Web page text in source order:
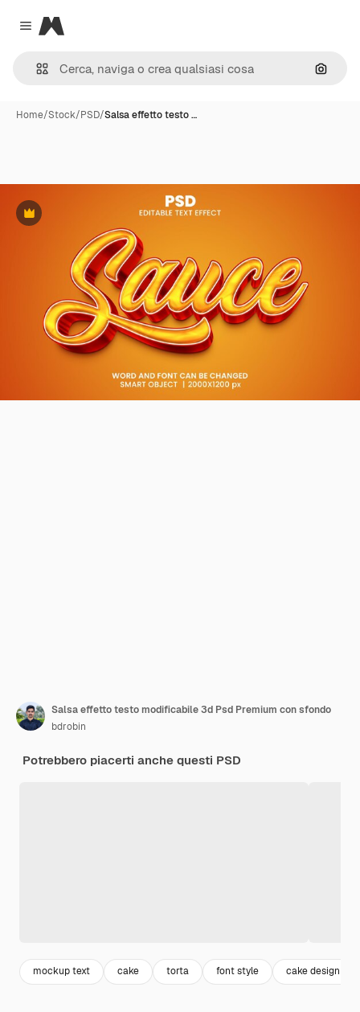
Close menu
Magnific
Cerca
Home/Stock/PSD/Salsa effetto testo …
Premium
Salsa effetto testo modificabile 3d Psd Premium con sfondo
bdrobin
Potrebbero piacerti anche questi PSD
mockup text cake torta font style cake design